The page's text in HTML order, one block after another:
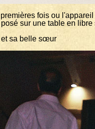
fois ou
sur une table en
et sa belle sœur